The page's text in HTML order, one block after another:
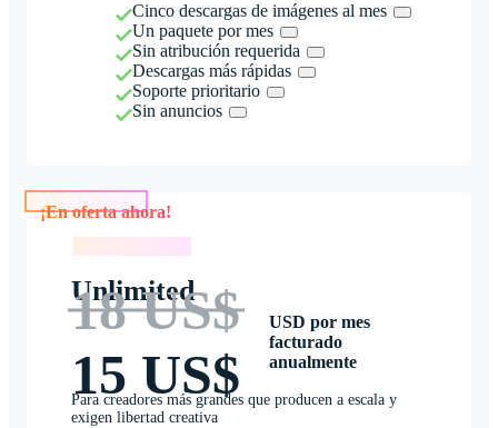
Cinco descargas de imágenes al mes
Un paquete por mes
Sin atribución requerida
Descargas más rápidas
Soporte prioritario
Sin anuncios
Unlimited
18 US$
15 US$
USD por mes
facturado
anualmente
Para creadores más grandes que producen a escala y
exigen libertad creativa